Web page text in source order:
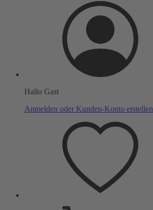
Hallo Gast
Anmelden oder Kunden-Konto erstellen